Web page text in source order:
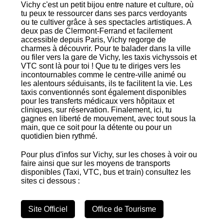
Vichy c'est un petit bijou entre nature et culture, où
tu peux te ressourcer dans ses parcs verdoyants
ou te cultiver grâce à ses spectacles artistiques. A
deux pas de Clermont-Ferrand et facilement
accessible depuis Paris, Vichy regorge de
charmes à découvrir. Pour te balader dans la ville
ou filer vers la gare de Vichy, les taxis vichyssois et
VTC sont là pour toi ! Que tu te diriges vers les
incontournables comme le centre-ville animé ou
les alentours séduisants, ils te facilitent la vie. Les
taxis conventionnés sont également disponibles
pour les transferts médicaux vers hôpitaux et
cliniques, sur réservation. Finalement, ici, tu
gagnes en liberté de mouvement, avec tout sous la
main, que ce soit pour la détente ou pour un
quotidien bien rythmé.
Pour plus d'infos sur Vichy, sur les choses à voir ou
faire ainsi que sur les moyens de transports
disponibles (Taxi, VTC, bus et train) consultez les
sites ci dessous :
Site Officiel Office de Tourisme